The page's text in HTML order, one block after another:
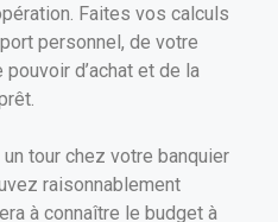
Faites vos calculs
personnel, de votre
d’achat et de la
tour chez votre banquier
raisonnablement
à connaître le budget à